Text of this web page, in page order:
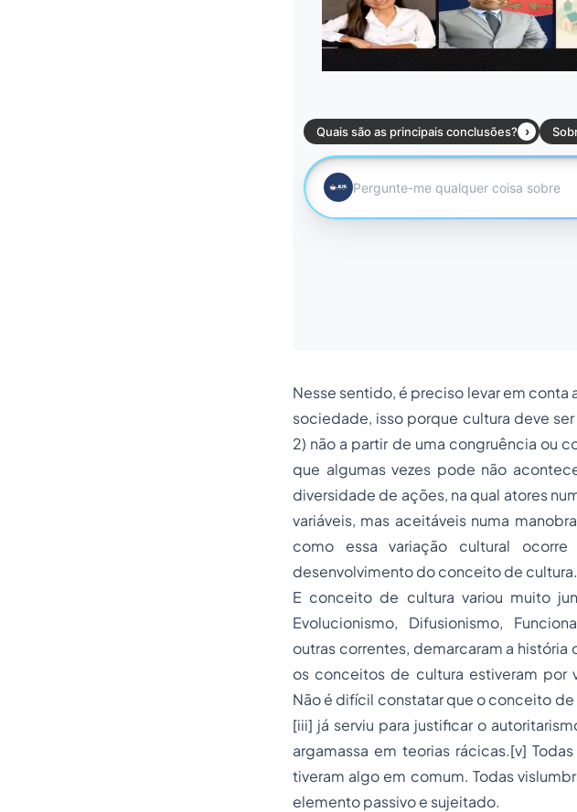
Nesse sentido, é preciso levar em
sociedade, isso porque cultura deve
2) não a partir de uma congruência ou
que algumas vezes pode não
diversidade de ações, na qual atores
variáveis, mas aceitáveis numa
como essa variação cultural
desenvolvimento do conceito de cultura.
E conceito de cultura variou muito
Evolucionismo, Difusionismo,
outras correntes, demarcaram a
os conceitos de cultura estiveram por
Não é difícil constatar que o conceito
[iii] já serviu para justificar o
argamassa em teorias rácicas.[v]
tiveram algo em comum. Todas
elemento passivo e sujeitado.